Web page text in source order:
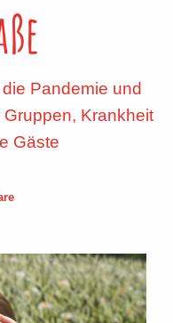
Pandemie und
Krankheit
Gäste